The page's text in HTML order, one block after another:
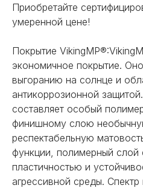
Приобретайте
умеренной цене!
Покрытие
экономичное покрытие.
выгоранию на солнце и
антикоррозионной
составляет особый
финишному слою
респектабельную
функции, полимерный слой
пластичностью и
агрессивной среды.